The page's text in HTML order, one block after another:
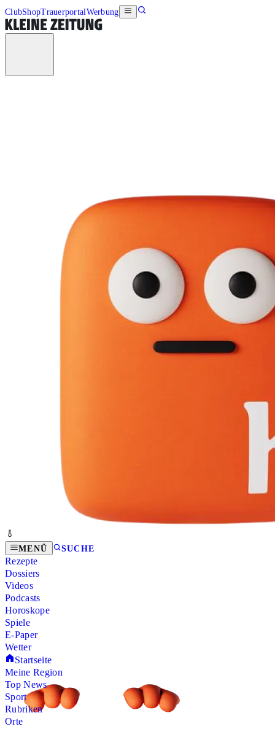
ClubShopTrauerportalWerbung
MENÜ SUCHE
Rezepte
Dossiers
Videos
Podcasts
Horoskope
Spiele
E-Paper
Wetter
Startseite
Meine Region
Top News
Sport
Rubriken
Orte